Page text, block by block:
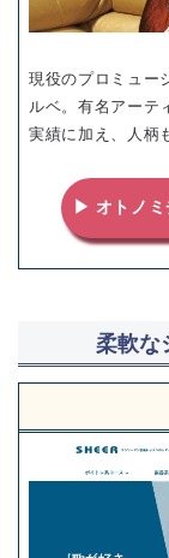
現役のプロミュー
ルベ。有名アーテ
実績に加え、人柄
▶ オトノミ
柔軟な